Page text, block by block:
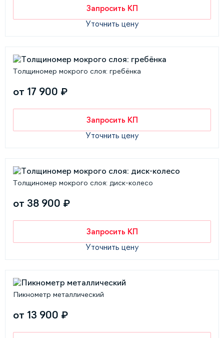
Запросить КП
Уточнить цену
Толщиномер мокрого слоя: гребёнка
от 17 900 ₽
Запросить КП
Уточнить цену
Толщиномер мокрого слоя: диск-колесо
от 38 900 ₽
Запросить КП
Уточнить цену
Пикнометр металлический
от 13 900 ₽